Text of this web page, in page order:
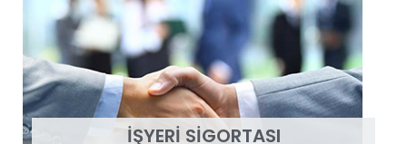
İŞYERİ SİGORTASI